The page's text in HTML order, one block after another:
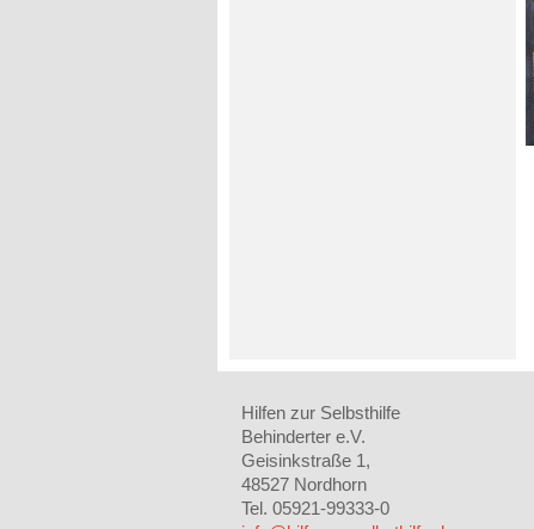
Hilfen zur Selbsthilfe
Behinderter e.V.
Geisinkstraße 1,
48527 Nordhorn
Tel. 05921-99333-0